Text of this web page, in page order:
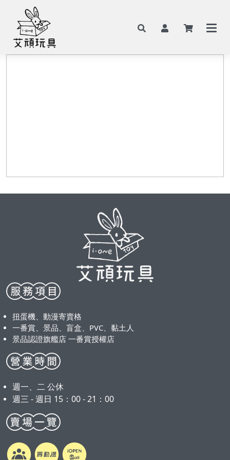
扭蛋機、動漫寄賣格
一番賞、景品、盲盒、PVC、黏土人
景品認證旗艦店 一番賞授權店
週一、二 公休
週三 - 週日 15：00 - 21：00